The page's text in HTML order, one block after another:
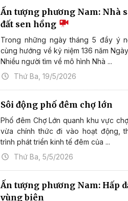
Ấn tượng phương Nam: Nhà
đất sen hồng
Trong những ngày tháng 5 đầy ý
cùng hướng về kỷ niệm 136 năm
Nhiều người tìm về mô hình Nhà ...
Thứ Ba, 19/5/2026
Sôi động phố đêm chợ lớn
Phố đêm Chợ Lớn quanh khu vực
vừa chính thức đi vào hoạt động,
trình phát triển kinh tế đêm của ...
Thứ Ba, 5/5/2026
Ấn tượng phương Nam: Hấp
vùng biên